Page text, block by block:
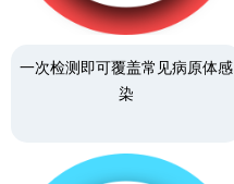
一次检测即可覆盖常见病原体感
染